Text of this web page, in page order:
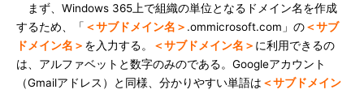
まず、Windows 365上で組織の単位となるドメイン名を作成
するため、「 ＜サブドメイン名＞ .ommicrosoft.com」の＜サブ
ドメイン名＞ を入力する。 ＜サブドメイン名＞ に利用できるの
は、アルファベットと数字のみのである。Googleアカウント
（Gmailアドレス）と同様、分かりやすい単語は ＜サブドメイン